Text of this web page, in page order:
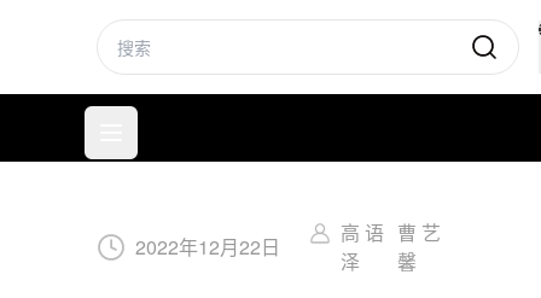
标普信评
2022年12月22日
高 语
泽
曹 艺
馨